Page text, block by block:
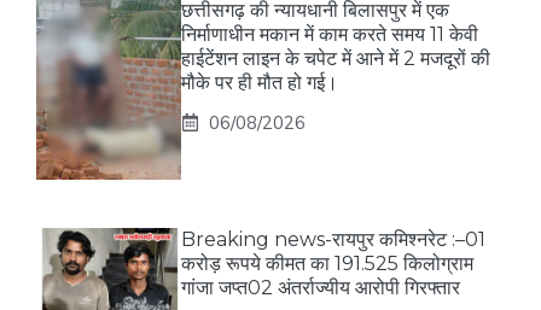
छत्तीसगढ़ की न्यायधानी बिलासपुर में एक
निर्माणाधीन मकान में काम करते समय 11 केवी
हाईटेंशन लाइन के चपेट में आने में 2 मजदूरों की
मौके पर ही मौत हो गई।
06/08/2026
Breaking news-रायपुर कमिश्नरेट :–01
करोड़ रूपये कीमत का 191.525 किलोग्राम
गांजा जप्त02 अंतर्राज्यीय आरोपी गिरफ्तार